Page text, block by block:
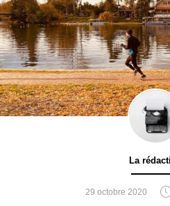
La
29 octobre 2020